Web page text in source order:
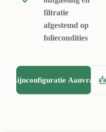
filtratie
afgestemd op
foliecondities
Lijnconfiguratie Aanvragen